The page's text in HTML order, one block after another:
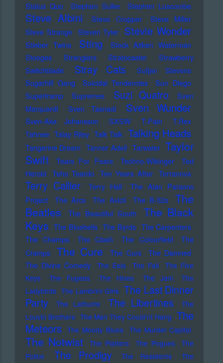
Status Quo
Stephan Sulke Stephen Luscombe
Steve Albini Steve Cropper
Steve Miller
Steve Strange Steven Tyler Stevie Wonder
Stieber Twins Sting
Stock Aitken Waterman
Stooges
Stranglers Stratocaster
Strawberry
Switchblade
Stray Cats
Sufjan Stevens
Sugarhill Gang
Suicidal Tendencies
Sun Diego
Supertramp
Supremes Suzi Quatro
Sven
Marquardt
Sven Tasnadi Sven Wunder
Sven-Ake Johansson SXSW T-Pain
T.Rex
Tahnee Talay Riley Talk Talk Talking Heads
Tangerine Dream Tanner Adell Tarwater Taylor
Swift
Tears For Fears Techno-Wikinger
Ted
Herold
Teho Teardo Ten Years After Terranova
Terry Callier Terry Hall
The Alan Parsons
Project
The Arcs The Avicii The B-52s
The
Beatles
The Beautiful South
The Black
Keys The Bluebells The Byrds The Carpenters
The Champs
The Clash The Colourfield
The
Cramps
The Cure The Curs
The Damned
The Divine Comedy
The Eels The Fall
The Five
Keys
The Fugees The Hives The Jam
The
Ladybirds The Lambrini Girls The Last Dinner
Party
The Lathums The Libertines
The
Louvin Brothers The Man They Could'nt Hang The
Meteors The Moody Blues The Murder Capital
The Notwist The Platters The Pogues
The
Police
The Prodigy The Residents
The